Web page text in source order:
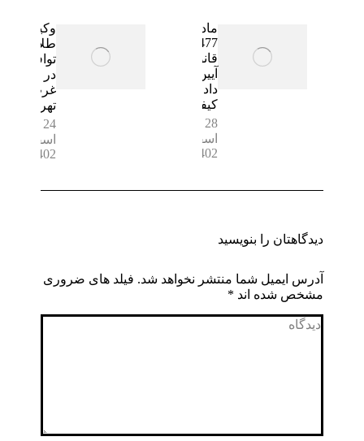
ماده
477
قانون
آیین
دادرسی
کیفری
28
اسفند
1402
وکیل
طلاق
توافقی
در
غرب
تهران
24
اسفند
1402
دیدگاهتان را بنویسید
آدرس ایمیل شما منتشر نخواهد شد. فیلد های ضروری
مشخص شده اند *
دیدگاه